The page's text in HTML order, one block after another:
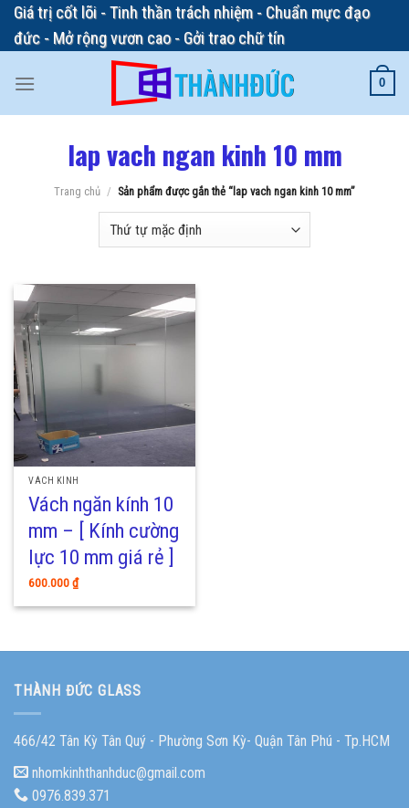
Skip
content
Giá trị cốt lõi - Tinh thần trách nhiệm - Chuẩn mực đạo
đức - Mở rộng vươn cao - Gởi trao chữ tín
0
lap vach ngan kinh 10 mm
Trang chủ / Sản phẩm được gắn thẻ “lap vach ngan kinh 10 mm”
VÁCH KÍNH
Vách ngăn kính 10
mm – [ Kính cường
lực 10 mm giá rẻ ]
600.000₫
THÀNH ĐỨC GLASS
466/42 Tân Kỳ Tân Quý - Phường Sơn Kỳ- Quận Tân Phú - Tp.HCM
nhomkinhthanhduc@gmail.com
0976.839.371